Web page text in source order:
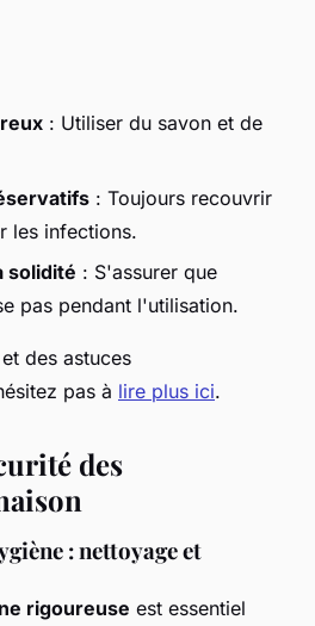
: Utiliser du savon et de
: Toujours recouvrir
les infections.
solidité : S'assurer que
pas pendant l'utilisation.
des astuces
pas à lire plus ici.
des
: nettoyage et
rigoureuse est essentiel